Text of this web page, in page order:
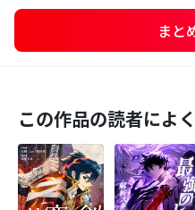
まと
この作品の読者によ